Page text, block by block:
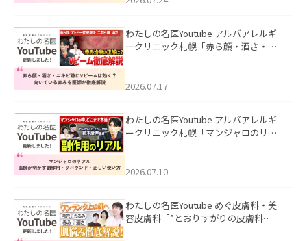
わたしの名医Youtube アルバアレルギ
ークリニック札幌「赤ら顔・酒さ・ニ
した。
2026.07.17
わたしの名医Youtube アルバアレルギ
ークリニック札幌「マンジャロのリア
た。
2026.07.10
わたしの名医Youtube めぐ皮膚科・美
容皮膚科「”とおりすがりの皮膚科